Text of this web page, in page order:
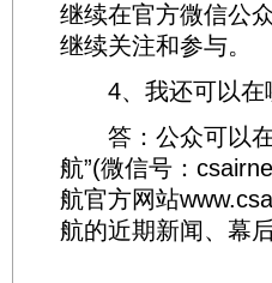
继续在官方微信公
继续关注和参与。
4、我还可以在
答：公众可以在
航”(微信号：
航官方网站
航的近期新闻、幕